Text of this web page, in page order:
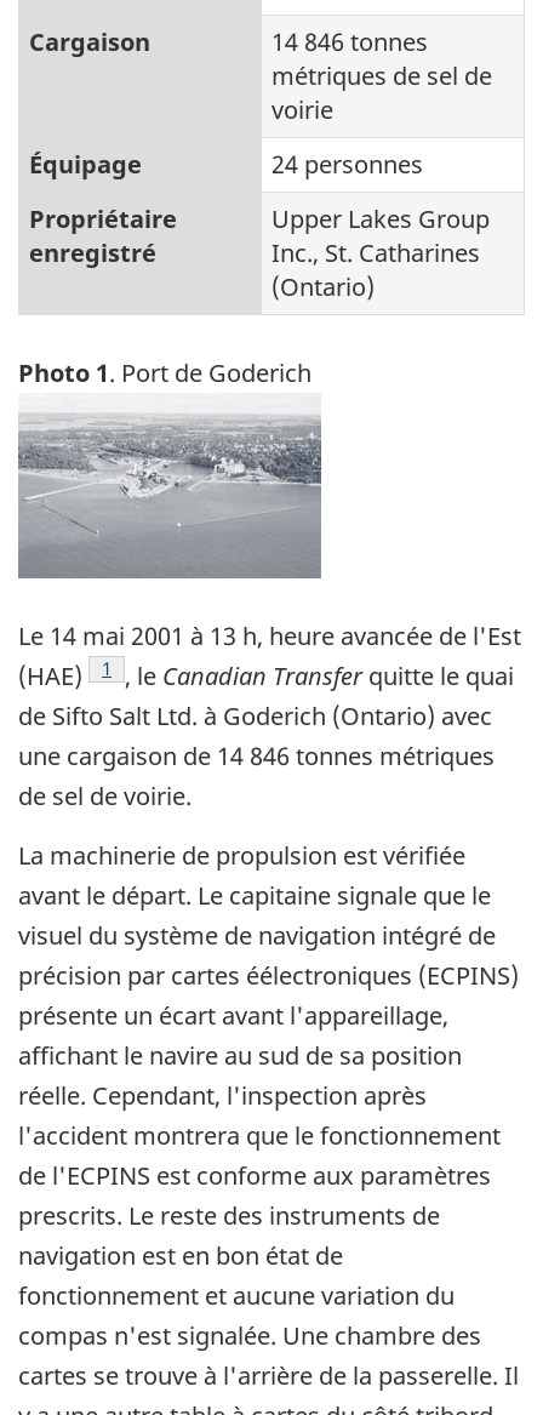
Cargaison
14 846 tonnes
métriques de sel de
voirie
Équipage
24 personnes
Propriétaire
enregistré
Upper Lakes Group
Inc., St. Catharines
(Ontario)
Photo 1. Port de Goderich
Image
Le 14 mai 2001 à 13 h, heure avancée de l'Est
(HAE)
Note de bas de page
1 , le Canadian Transferquitte le quai
de Sifto Salt Ltd. à Goderich (Ontario) avec
une cargaison de 14 846 tonnes métriques
de sel de voirie.
La machinerie de propulsion est vérifiée
avant le départ. Le capitaine signale que le
visuel du système de navigation intégré de
précision par cartes éélectroniques (ECPINS)
présente un écart avant l'appareillage,
affichant le navire au sud de sa position
réelle. Cependant, l'inspection après
l'accident montrera que le fonctionnement
de l'ECPINS est conforme aux paramètres
prescrits. Le reste des instruments de
navigation est en bon état de
fonctionnement et aucune variation du
compas n'est signalée. Une chambre des
cartes se trouve à l'arrière de la passerelle. Il